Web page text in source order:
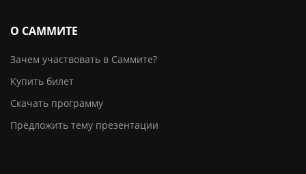
О САММИТЕ
Зачем участвовать в Саммите?
Купить билет
Скачать программу
Предложить тему презентации